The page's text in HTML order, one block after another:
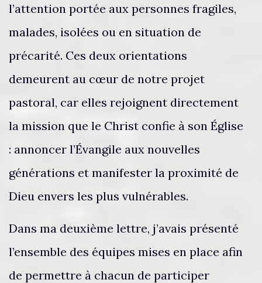
l’attention portée aux personnes fragiles,
malades, isolées ou en situation de
précarité. Ces deux orientations
demeurent au cœur de notre projet
pastoral, car elles rejoignent directement
la mission que le Christ confie à son Église
: annoncer l’Évangile aux nouvelles
générations et manifester la proximité de
Dieu envers les plus vulnérables.
Dans ma deuxième lettre, j’avais présenté
l’ensemble des équipes mises en place afin
de permettre à chacun de participer